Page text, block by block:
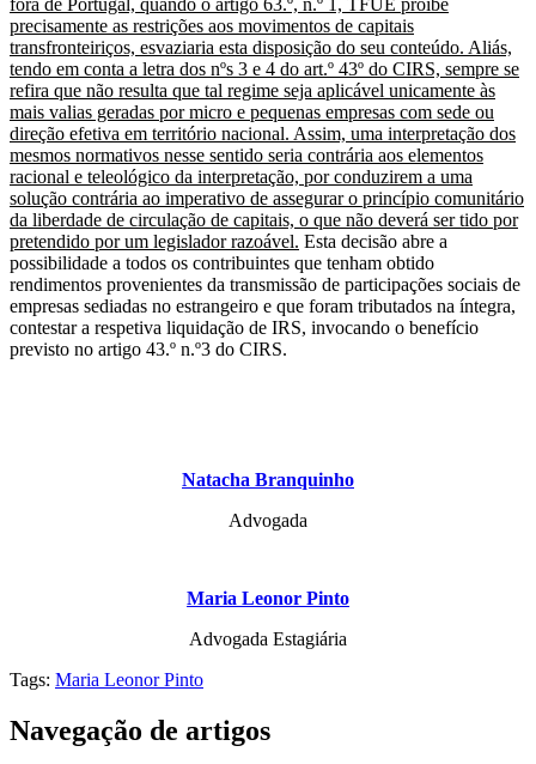
precisamente as restrições aos movimentos de capitais
transfronteiriços, esvaziaria esta disposição do seu conteúdo. Aliás,
tendo em conta a letra dos nºs 3 e 4 do art.º 43º do CIRS, sempre se
refira que não resulta que tal regime seja aplicável unicamente às
mais valias geradas por micro e pequenas empresas com sede ou
direção efetiva em território nacional. Assim, uma interpretação dos
mesmos normativos nesse sentido seria contrária aos elementos
racional e teleológico da interpretação, por conduzirem a uma
solução contrária ao imperativo de assegurar o princípio comunitário
da liberdade de circulação de capitais, o que não deverá ser tido por
pretendido por um legislador razoável. Esta decisão abre a
possibilidade a todos os contribuintes que tenham obtido
rendimentos provenientes da transmissão de participações sociais de
empresas sediadas no estrangeiro e que foram tributados na íntegra,
contestar a respetiva liquidação de IRS, invocando o benefício
previsto no artigo 43.º n.º3 do CIRS.
Natacha Branquinho
Advogada
Maria Leonor Pinto
Advogada Estagiária
Tags: Maria Leonor Pinto
Navegação de artigos